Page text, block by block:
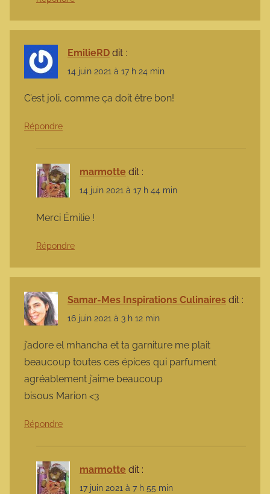
EmilieRD dit :
14 juin 2021 à 17 h 24 min
C’est joli, comme ça doit être bon!
Répondre
marmotte dit :
14 juin 2021 à 17 h 44 min
Merci Émilie !
Répondre
Samar-Mes Inspirations Culinaires dit :
16 juin 2021 à 3 h 12 min
j’adore el mhancha et ta garniture me plait
beaucoup toutes ces épices qui parfument
agréablement j’aime beaucoup
bisous Marion <3
Répondre
marmotte dit :
17 juin 2021 à 7 h 55 min